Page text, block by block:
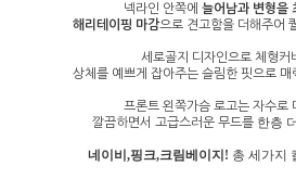
넥라인 안쪽에 늘어남과 변형을
해리테이핑 마감으로 견고함을 더해주어
세로골지 디자인으로 체형커
상체를 예쁘게 잡아주는 슬림한 핏으로
프론트 왼쪽가슴 로고는 자수로
깔끔하면서 고급스러운 무드를 한층
네이비,핑크,크림베이지! 총 세가지